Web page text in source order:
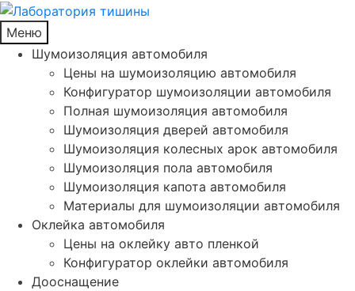
Меню
Шумоизоляция автомобиля
Цены на шумоизоляцию автомобиля
Конфигуратор шумоизоляции автомобиля
Полная шумоизоляция автомобиля
Шумоизоляция дверей автомобиля
Шумоизоляция колесных арок автомобиля
Шумоизоляция пола автомобиля
Шумоизоляция капота автомобиля
Материалы для шумоизоляции автомобиля
Оклейка автомобиля
Цены на оклейку авто пленкой
Конфигуратор оклейки автомобиля
Дооснащение